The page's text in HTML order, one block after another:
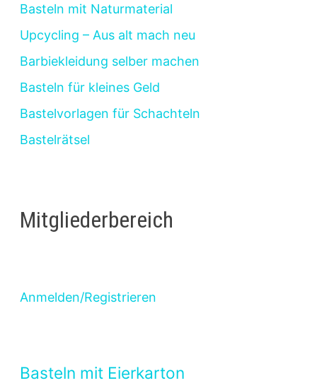
Basteln mit Naturmaterial
Upcycling – Aus alt mach neu
Barbiekleidung selber machen
Basteln für kleines Geld
Bastelvorlagen für Schachteln
Bastelrätsel
Mitgliederbereich
Anmelden/Registrieren
Basteln mit Eierkarton